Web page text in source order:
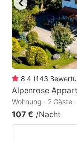
8.4 (143
Alpenrose
Wohnung · 2 Gäste
107 € /Nacht